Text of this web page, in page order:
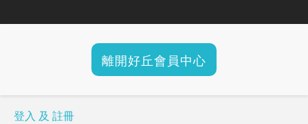
離開好丘會員中心
登入 及 註冊